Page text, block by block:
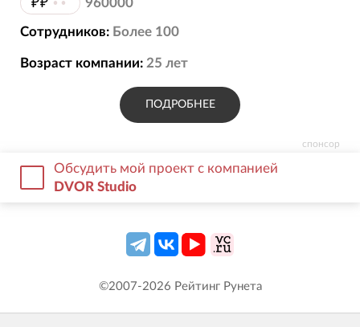
спонсор
960000
Сотрудников: Более 100
Возраст компании: 25 лет
ПОДРОБНЕЕ
Обсудить мой проект с компанией
DVOR Studio
©2007-2026 Рейтинг Рунета